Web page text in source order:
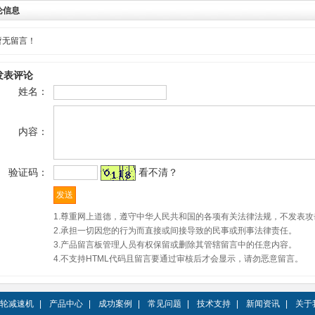
信息
留言！
表评论
姓名：
内容：
验证码： 看不清？
1.尊重网上道德，遵守中华人民共和国的各项有关法律法规，不发表
2.承担一切因您的行为而直接或间接导致的民事或刑事法律责任。
3.产品留言板管理人员有权保留或删除其管辖留言中的任意内容。
4.不支持HTML代码且留言要通过审核后才会显示，请勿恶意留言。
减速机 产品中心 成功案例 常见问题 技术支持 新闻资讯 关于